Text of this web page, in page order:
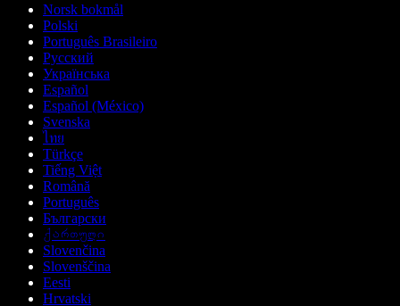
Norsk bokmål
Polski
Português Brasileiro
Русский
Українська
Español
Español (México)
Svenska
ไทย
Türkçe
Tiếng Việt
Română
Português
Български
ქართული
Slovenčina
Slovenščina
Eesti
Hrvatski